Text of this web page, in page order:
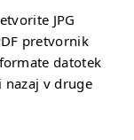
JPG
pretvornik
datotek
nazaj v druge